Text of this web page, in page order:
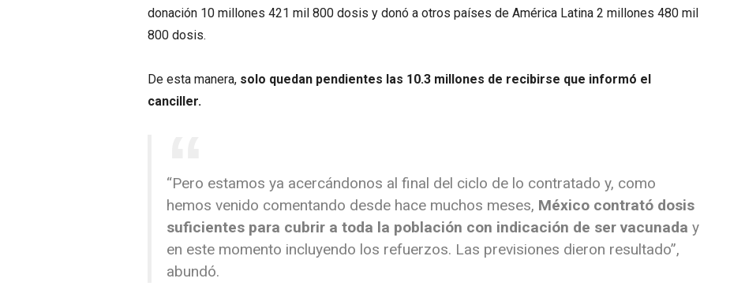
donación 10 millones 421 mil 800 dosis y donó a otros países de América Latina 2 millones 480 mil
800 dosis.
De esta manera, solo quedan pendientes las 10.3 millones de recibirse que informó el
canciller.
“Pero estamos ya acercándonos al final del ciclo de lo contratado y, como
hemos venido comentando desde hace muchos meses, México contrató dosis
suficientes para cubrir a toda la población con indicación de ser vacunada y
en este momento incluyendo los refuerzos. Las previsiones dieron resultado”,
abundó.